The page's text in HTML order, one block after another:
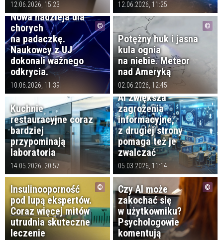
12.06.2026, 15:23 12.06.2026, 11:25
Nowa nadzieja dla
chorych
na padaczkę.
Naukowcy z UJ
dokonali ważnego
odkrycia.
10.06.2026, 11:39
Potężny huk i jasna
kula ognia
na niebie. Meteor
nad Ameryką
02.06.2026, 12:45
Kuchnie
restauracyjne coraz
bardziej
przypominają
laboratoria
14.05.2026, 20:57
AI zwiększa
zagrożenia
informacyjne,
z drugiej strony
pomaga też je
zwalczać
05.03.2026, 11:14
Insulinooporność
pod lupą ekspertów.
Coraz więcej mitów
utrudnia skuteczne
leczenie
Czy AI może
zakochać się
w użytkowniku?
Psychologowie
komentują